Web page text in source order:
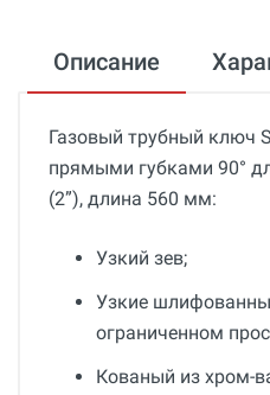
Описание
Газовый трубный ключ
прямыми губками 90°
(2”), длина 560 мм:
Узкий зев;
Узкие
ограниченном
Кованый из хром-